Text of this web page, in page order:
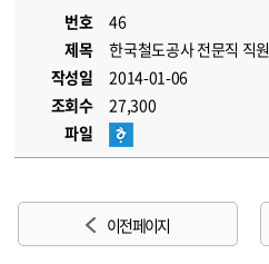
번호
46
제목
한국철도공사 전문직 직
작성일
2014-01-06
조회수
27,300
파일
이전 페이지